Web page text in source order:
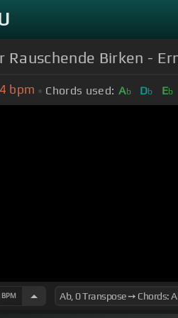
Rauschende Birken -
bpm Chords used: Ab Db Eb
BPM